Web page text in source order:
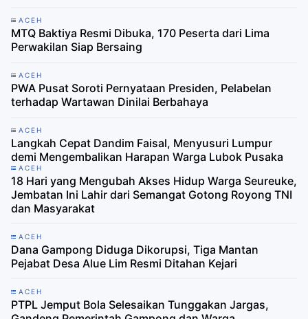
ACEH
MTQ Baktiya Resmi Dibuka, 170 Peserta dari Lima
Perwakilan Siap Bersaing
ACEH
PWA Pusat Soroti Pernyataan Presiden, Pelabelan
terhadap Wartawan Dinilai Berbahaya
ACEH
Langkah Cepat Dandim Faisal, Menyusuri Lumpur
demi Mengembalikan Harapan Warga Lubok Pusaka
ACEH
18 Hari yang Mengubah Akses Hidup Warga Seureuke,
Jembatan Ini Lahir dari Semangat Gotong Royong TNI
dan Masyarakat
ACEH
Dana Gampong Diduga Dikorupsi, Tiga Mantan
Pejabat Desa Alue Lim Resmi Ditahan Kejari
ACEH
PTPL Jemput Bola Selesaikan Tunggakan Jargas,